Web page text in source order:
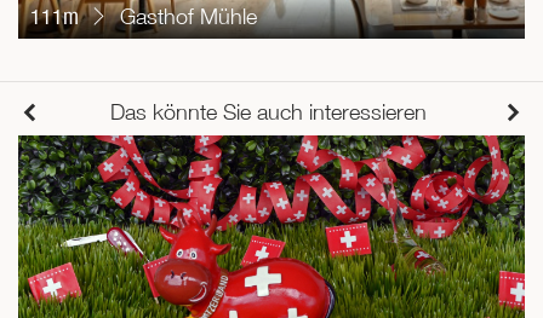
111m Gasthof Mühle
Das könnte Sie auch interessieren